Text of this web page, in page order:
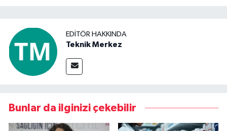
EDITÖR HAKKINDA
Teknik Merkez
Bunlar da ilginizi çekebilir